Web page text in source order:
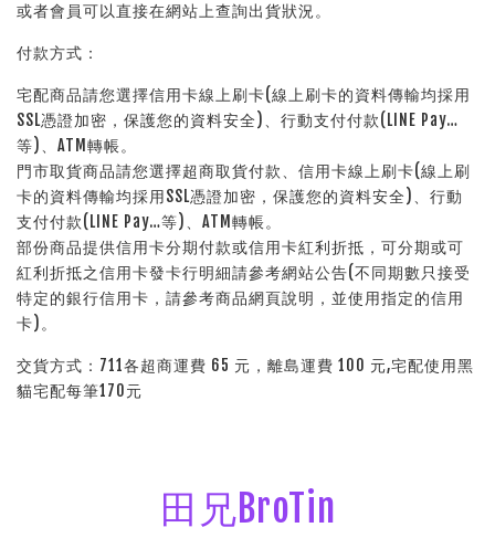
或者會員可以直接在網站上查詢出貨狀況。
付款方式：
宅配商品請您選擇信用卡線上刷卡(線上刷卡的資料傳輸均採用
SSL憑證加密，保護您的資料安全)、行動支付付款(LINE Pay…
等)、ATM轉帳。
門市取貨商品請您選擇超商取貨付款、信用卡線上刷卡(線上刷
卡的資料傳輸均採用SSL憑證加密，保護您的資料安全)、行動
支付付款(LINE Pay…等)、ATM轉帳。
部份商品提供信用卡分期付款或信用卡紅利折抵，可分期或可
紅利折抵之信用卡發卡行明細請參考網站公告(不同期數只接受
特定的銀行信用卡，請參考商品網頁說明，並使用指定的信用
卡)。
交貨方式：711各超商運費 65 元，離島運費 100 元,宅配使用黑
貓宅配每筆170元
田兄BroTin